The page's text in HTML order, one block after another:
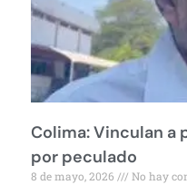
Colima: Vinculan a
por peculado
8 de mayo, 2026 No hay